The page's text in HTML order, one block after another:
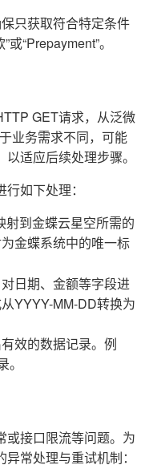
只获取符合特定条件
“Prepayment”。
GET请求，从泛微
业务需求不同，可能
适应后续处理步骤。
如下处理：
射到金蝶云星空所需的
金蝶系统中的唯一标
日期、金额等字段进
YYYY-MM-DD转换为
效的数据记录。例
或接口限流等问题。为
常处理与重试机制：